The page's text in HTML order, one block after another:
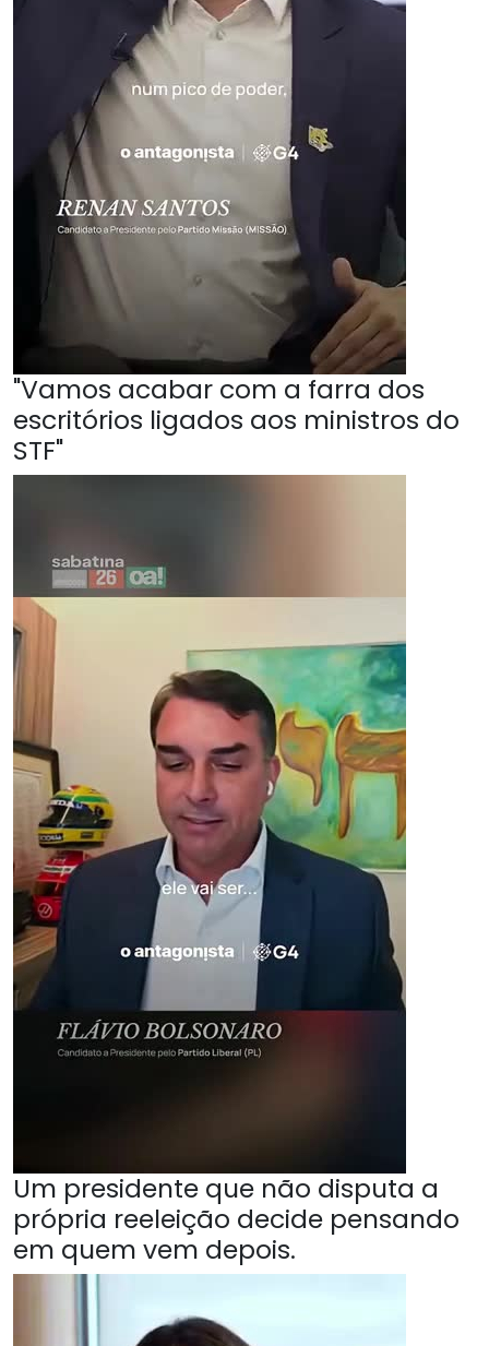
"Vamos acabar com a farra dos
escritórios ligados aos ministros do
STF"
Um presidente que não disputa a
própria reeleição decide pensando
em quem vem depois.